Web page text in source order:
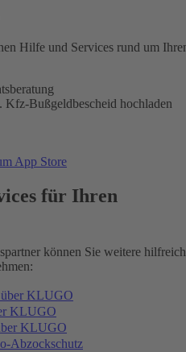
Hilfe und Services rund um
Bußgeldbescheid hochladen
App Store
für Ihren
können Sie weitere
über KLUGO
KLUGO
KLUGO
Abzockschutz